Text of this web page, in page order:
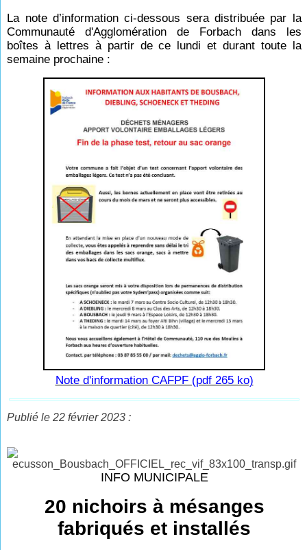
La note d’information ci-dessous sera distribuée par la
Communauté d'Agglomération de Forbach dans les
boîtes à lettres à partir de ce lundi et durant toute la
semaine prochaine :
Note d'information CAFPF (pdf 265 ko)
Publié le 22 février 2023 :
INFO MUNICIPALE
20 nichoirs à mésanges
fabriqués et installés